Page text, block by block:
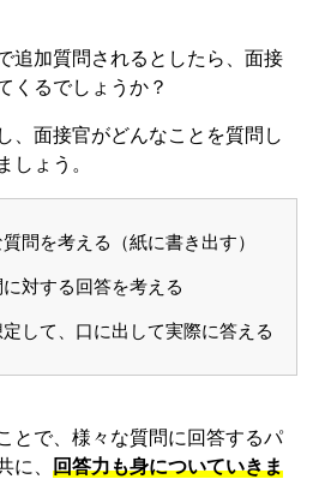
追加質問されるとしたら、面接
くるでしょうか？
、面接官がどんなことを質問し
しょう。
問を考える（紙に書き出す）
対する回答を考える
して、口に出して実際に答える
とで、様々な質問に回答するパ
に、 回答力も身についていきま